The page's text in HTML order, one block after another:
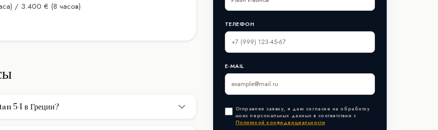
/ 3.400 € (8 часов)
54 в Греции?
ТЕЛЕФОН
E-MAIL
Отправляя заявку, я даю согласие на обработку
моих персональных данных в соответствии с
Политикой конфиденциальности